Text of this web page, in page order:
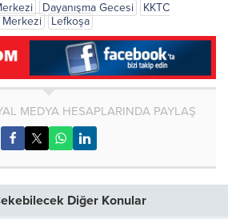
Dayanışma Gecesi
KKTC
Merkezi Lefkoşa
MEDYA HESAPLARINDA PAYLAŞ
Diğer Konular